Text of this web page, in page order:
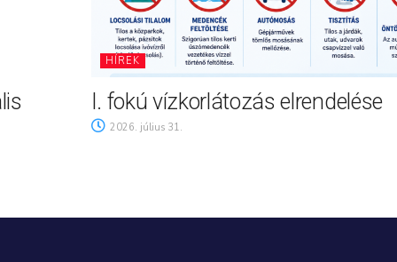
HÍREK
I. fokú vízkorlátozás elrendelése
2026. július 31.